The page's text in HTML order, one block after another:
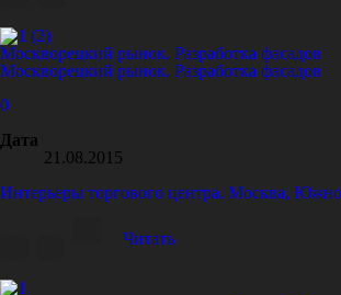
Москворецкий рынок. Разработка фасадов
Москворецкий рынок. Разработка фасадов
0
Дата
21.08.2015
Интерьеры торгового центра. Москва,
Читать